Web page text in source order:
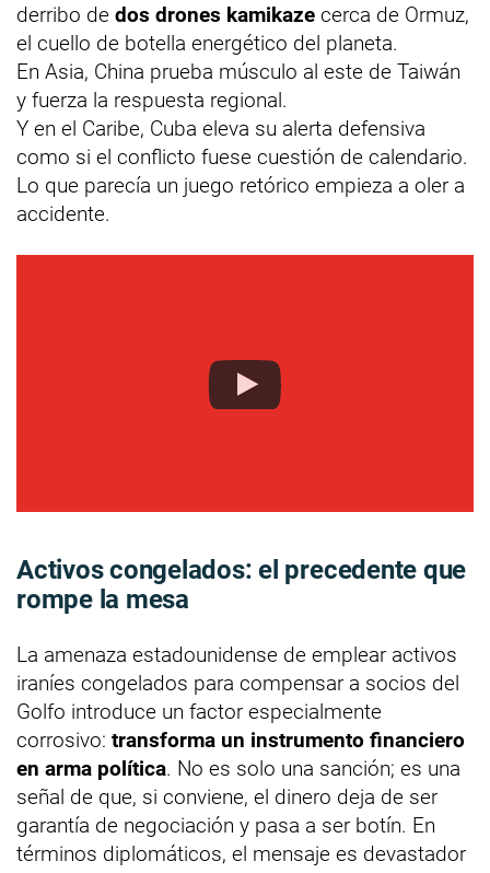
derribo de dos drones kamikaze cerca de Ormuz,
el cuello de botella energético del planeta.
En Asia, China prueba músculo al este de Taiwán
y fuerza la respuesta regional.
Y en el Caribe, Cuba eleva su alerta defensiva
como si el conflicto fuese cuestión de calendario.
Lo que parecía un juego retórico empieza a oler a
accidente.
Activos congelados: el precedente que
rompe la mesa
La amenaza estadounidense de emplear activos
iraníes congelados para compensar a socios del
Golfo introduce un factor especialmente
corrosivo: transforma un instrumento financiero
en arma política. No es solo una sanción; es una
señal de que, si conviene, el dinero deja de ser
garantía de negociación y pasa a ser botín. En
términos diplomáticos, el mensaje es devastador